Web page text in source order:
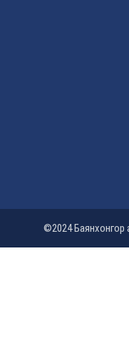
©2024 Баянхонгор